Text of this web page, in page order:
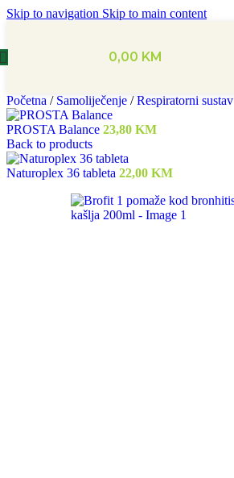
Skip to navigation Skip to main content
0,00 KM
Početna / Samoliječenje / Respiratorni sustav
PROSTA Balance 23,80 KM
Back to products
Naturoplex 36 tableta 22,00 KM